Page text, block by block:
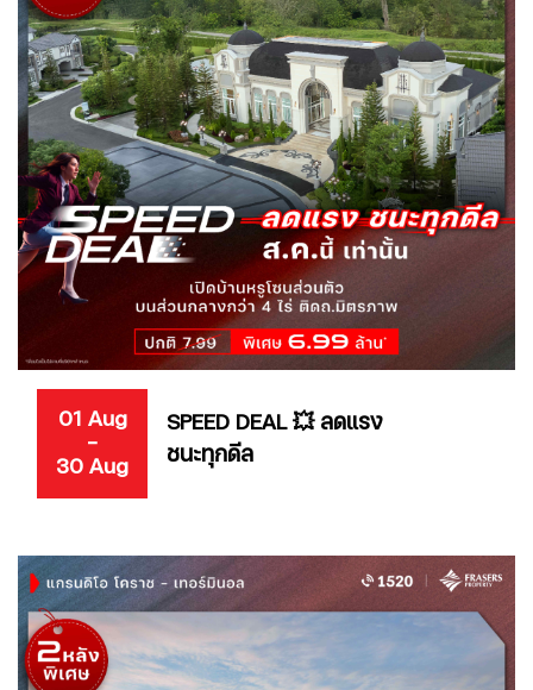
01 Aug
-
30 Aug
SPEED DEAL 💥 ลดแรง
ชนะทุกดีล